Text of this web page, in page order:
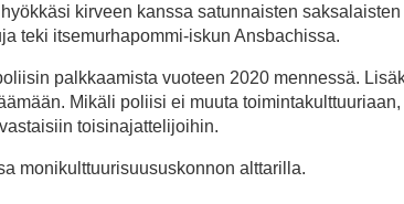
kirveen kanssa satunnaisten saksalaisten
teki itsemurhapommi-iskun Ansbachissa.
palkkaamista vuoteen 2020 mennessä.
Mikäli poliisi ei muuta toimintakulttuuriaan,
toisinajattelijoihin.
monikulttuurisuususkonnon alttarilla.